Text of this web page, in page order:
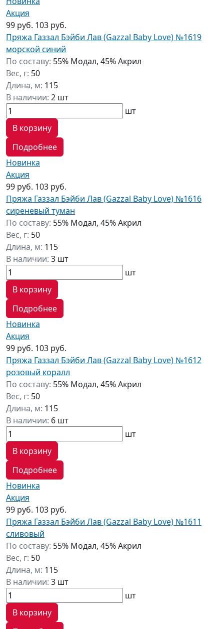
Акция
99 руб. 103 руб.
Пряжа Газзал Бэйби Лав (Gazzal Baby Love) №1619
морской синий
По составу: 55% Модал, 45% Акрил
Вес, г: 50
Длина, м: 115
В наличии: 2 шт
шт
В корзину
Подробнее
Новинка
Акция
99 руб. 103 руб.
Пряжа Газзал Бэйби Лав (Gazzal Baby Love) №1616
сиреневый туман
По составу: 55% Модал, 45% Акрил
Вес, г: 50
Длина, м: 115
В наличии: 3 шт
шт
В корзину
Подробнее
Новинка
Акция
99 руб. 103 руб.
Пряжа Газзал Бэйби Лав (Gazzal Baby Love) №1612
розовый коралл
По составу: 55% Модал, 45% Акрил
Вес, г: 50
Длина, м: 115
В наличии: 6 шт
шт
В корзину
Подробнее
Новинка
Акция
99 руб. 103 руб.
Пряжа Газзал Бэйби Лав (Gazzal Baby Love) №1611
сливовый
По составу: 55% Модал, 45% Акрил
Вес, г: 50
Длина, м: 115
В наличии: 3 шт
шт
В корзину